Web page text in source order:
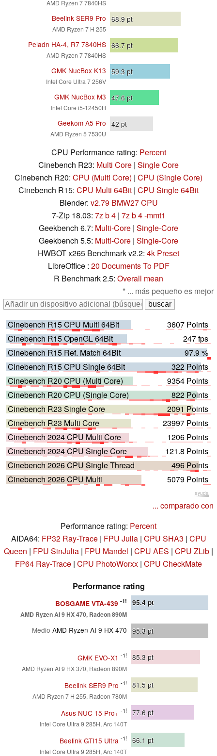
AMD Ryzen 7 7840HS
Beelink SER9 Pro
AMD Ryzen 7 H 255
68.9 pt
Peladn HA-4, R7 7840HS
AMD Ryzen 7 7840HS
66.7 pt
GMK NucBox K13
Intel Core Ultra 7 256V
59.3 pt
GMK NucBox M3
Intel Core i5-12450H
47.6pt
Geekom A5 Pro
AMD Ryzen 5 7530U
42 pt
CPU Performance rating: Percent
Cinebench R23: Multi Core | Single Core
Cinebench R20: CPU (Multi Core) | CPU (Single Core)
Cinebench R15: CPU Multi 64Bit | CPU Single 64Bit
Blender: v2.79 BMW27 CPU
7-Zip 18.03: 7z b 4| 7z b 4 -mmt1
Geekbench 6.7: Multi-Core | Single-Core
Geekbench 5.5: Multi-Core | Single-Core
HWBOT x265 Benchmark v2.2: 4k Preset
LibreOffice : 20 Documents To PDF
R Benchmark 2.5: Overall mean
* ... más pequeño es mejor
Cinebench R15 CPU Multi 64Bit
3607 Points
Cinebench R15 OpenGL 64Bit
247 fps
Cinebench R15 Ref. Match 64Bit
97.9 %
Cinebench R15 CPU Single 64Bit
322 Points
Cinebench R20 CPU (Multi Core)
9354 Points
Cinebench R20 CPU (Single Core)
822 Points
Cinebench R23 Single Core
2091 Points
Cinebench R23 Multi Core
23997 Points
Cinebench 2024 CPU Multi Core
1206 Points
Cinebench 2024 CPU Single Core
121.8 Points
Cinebench 2026 CPU Single Thread
496 Points
Cinebench 2026 CPU Multi
5079 Points
ayuda
... comparado con
Performance rating: Percent
AIDA64: FP32 Ray-Trace| FPU Julia| CPU SHA3 | CPU
Queen | FPU SinJulia | FPU Mandel | CPU AES | CPU ZLib |
FP64 Ray-Trace | CPU PhotoWorxx | CPU CheckMate
Performance rating
BOSGAME VTA-439 -1!
AMD Ryzen AI 9 HX 470, Radeon 890M
95.4 pt
Medio AMD Ryzen AI 9 HX 470 95.3 pt
GMK EVO-X1 -1!
AMD Ryzen AI 9 HX 370, Radeon 890M
85.3 pt
Beelink SER9 Pro -1!
AMD Ryzen 7 H 255, Radeon 780M
81.5 pt
Asus NUC 15 Pro+ -1!
Intel Core Ultra 9 285H, Arc 140T
77.6 pt
Beelink GTI15 Ultra -1!
Intel Core Ultra 9 285H, Arc 140T
66.1 pt